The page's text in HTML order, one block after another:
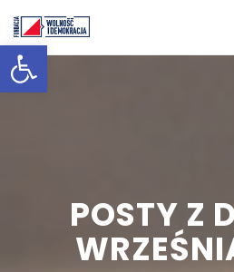
Otwórz pasek narzędzi
POSTY Z